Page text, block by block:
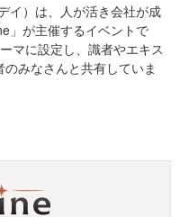
イ）は、人が活き会社が成
」が主催するイベントで
マに設定し、識者やエキス
みなさんと共有していま